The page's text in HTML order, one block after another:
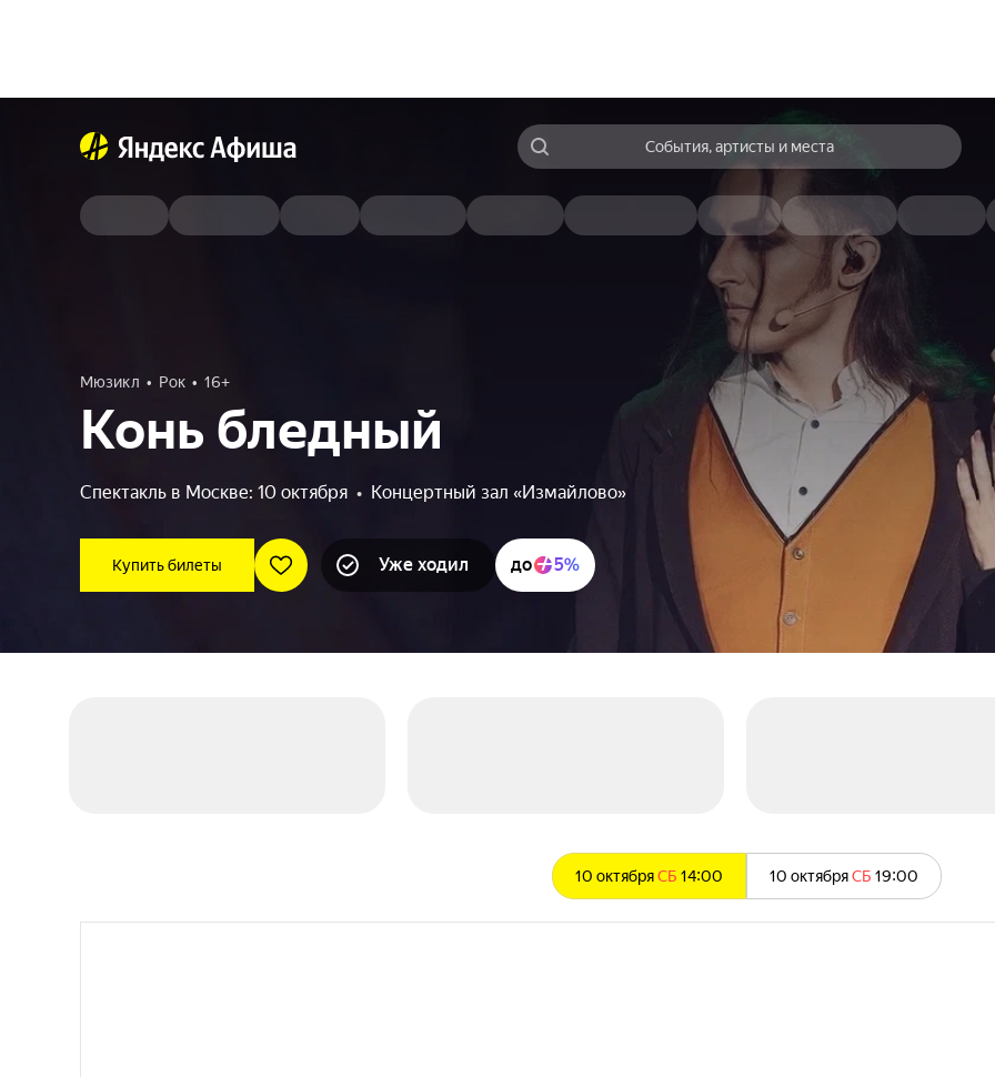
События, артисты и места
Мюзикл Рок 16+
Конь бледный
Спектакль в Москве: 10 октября • Концертный зал «Измайлово»
Купить билеты Уже ходил до 5%
10 октябряСБ 14:00 10 октябряСБ 19:00